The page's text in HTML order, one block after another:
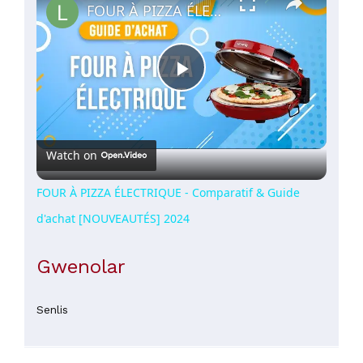
Play
Video
FOUR À PIZZA ÉLECTRIQUE - Comparatif & Guide d'achat [NOUVEAUTÉS] 2024
Watch on
FOUR À PIZZA ÉLECTRIQUE - Comparatif & Guide
d'achat [NOUVEAUTÉS] 2024
Gwenolar
Senlis